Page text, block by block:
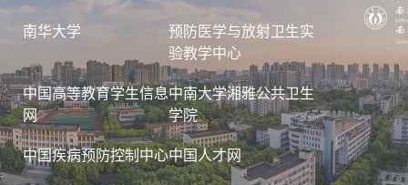
南华大学
预防医学与放射卫生实
验教学中心
中国高等教育学生信息
网
中南大学湘雅公共卫生
学院
中国疾病预防控制中心中国人才网